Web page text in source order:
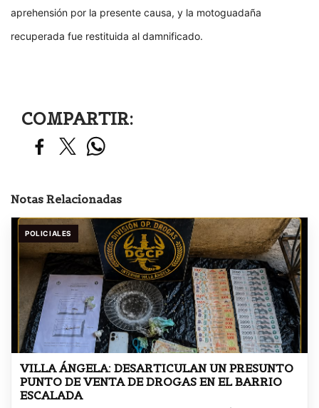
aprehensión por la presente causa, y la motoguadaña
recuperada fue restituida al damnificado.
COMPARTIR:
Notas Relacionadas
POLICIALES
VILLA ÁNGELA: DESARTICULAN UN PRESUNTO
PUNTO DE VENTA DE DROGAS EN EL BARRIO
ESCALADA